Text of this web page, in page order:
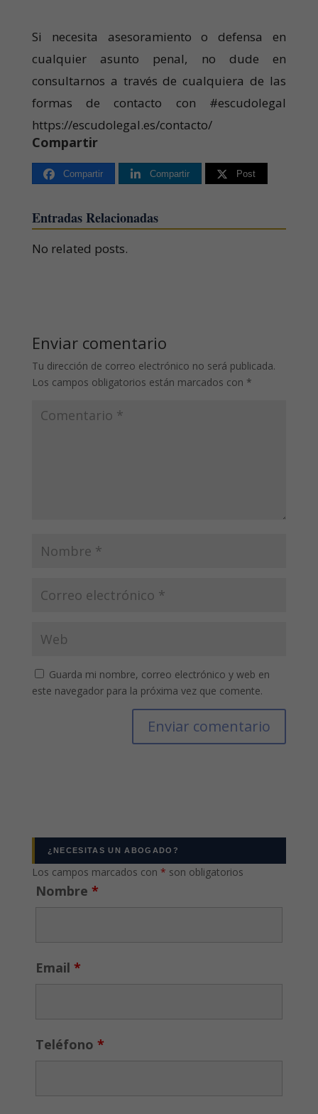
Si necesita asesoramiento o defensa en
cualquier asunto penal, no dude en
consultarnos a través de cualquiera de las
formas de contacto con #escudolegal
https://escudolegal.es/contacto/
Compartir
Compartir Compartir Post
Entradas Relacionadas
No related posts.
Enviar comentario
Tu dirección de correo electrónico no será publicada.
Los campos obligatorios están marcados con *
Guarda mi nombre, correo electrónico y web en
este navegador para la próxima vez que comente.
¿NECESITAS UN ABOGADO?
Los campos marcados con * son obligatorios
Nombre *
Email *
Teléfono *